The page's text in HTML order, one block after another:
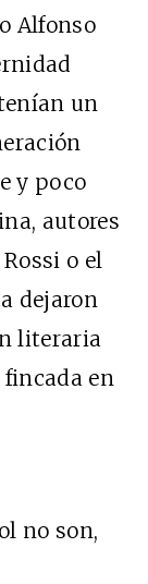
Alfonso
un
y poco
autores
o el
dejaron
literaria
en
no son,